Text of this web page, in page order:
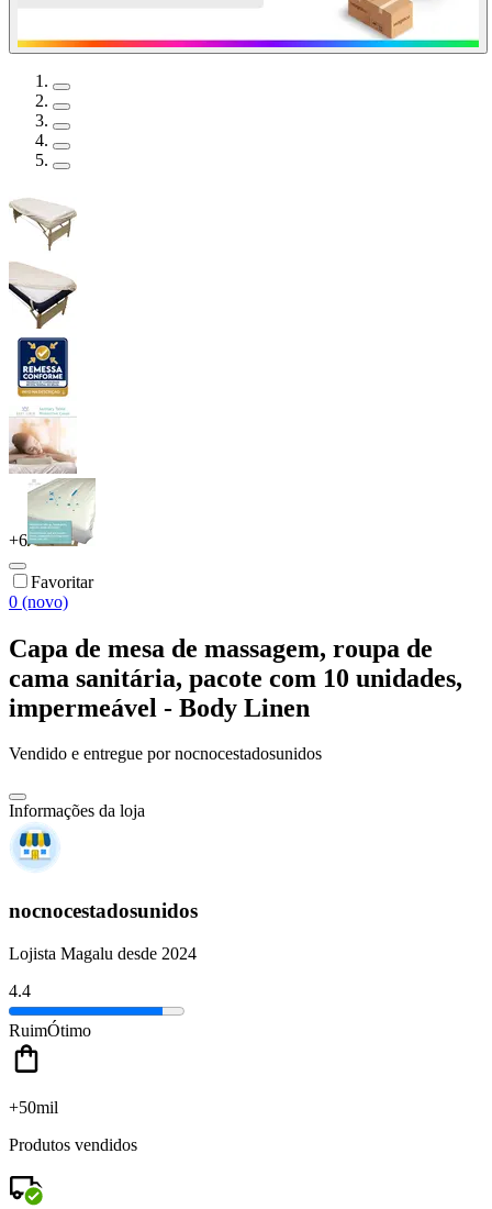
+6
Favoritar
0 (novo)
Capa de mesa de massagem, roupa de
cama sanitária, pacote com 10 unidades,
impermeável - Body Linen
Vendido e entregue por nocnocestadosunidos
Informações da loja
nocnocestadosunidos
Lojista Magalu desde 2024
4.4
RuimÓtimo
+50mil
Produtos vendidos